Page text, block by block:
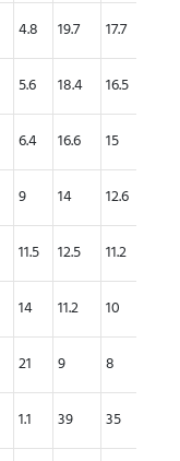
4.8 19.7 17.7
5.6 18.4 16.5
6.4 16.6 15
9 14 12.6
11.5 12.5 11.2
14 11.2 10
21 9 8
1.1 39 35